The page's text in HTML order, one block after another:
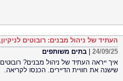
העתיד של ניהול מבנים: רובוטים
24/09/25
בתים משותפים
איך ייראה העתיד של ניהול מבנים?
שישנה את חוויית הדיירים. הכנסו לקריאה.